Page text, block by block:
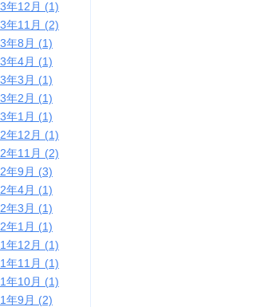
年12月 (1)
年11月 (2)
年8月 (1)
年4月 (1)
年3月 (1)
年2月 (1)
年1月 (1)
年12月 (1)
年11月 (2)
年9月 (3)
年4月 (1)
年3月 (1)
年1月 (1)
年12月 (1)
年11月 (1)
年10月 (1)
年9月 (2)